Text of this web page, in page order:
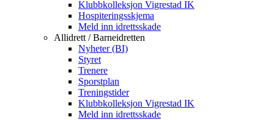
Klubbkolleksjon Vigrestad IK
Hospiteringsskjema
Meld inn idrettsskade
Allidrett / Barneidretten
Nyheter (BI)
Styret
Trenere
Sporstplan
Treningstider
Klubbkolleksjon Vigrestad IK
Meld inn idrettsskade